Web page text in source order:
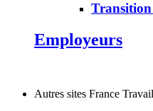
Transition
Employeurs
Autres sites France Travail